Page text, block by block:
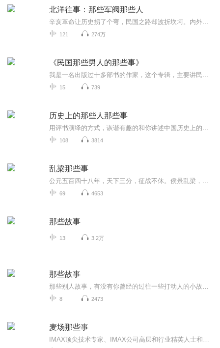
北洋往事：那些军阀那些人
121 274万
《民国那些男人的那些事》
15 739
历史上的那些人那些事
108 3814
乱梁那些事
69 4653
那些故事
13 3.2万
那些故事
8 2473
麦场那些事